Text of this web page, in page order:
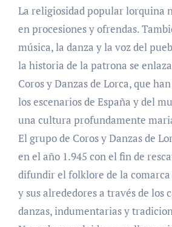
La religiosidad popular lorquina
en procesiones y ofrendas.
música, la danza y la voz del
la historia de la patrona se
Coros y Danzas de Lorca, que
los escenarios de España y del
una cultura profundamente
El grupo de Coros y Danzas de
en el año 1.945 con el fin de
difundir el folklore de la
y sus alrededores a través de los
danzas, indumentarias y